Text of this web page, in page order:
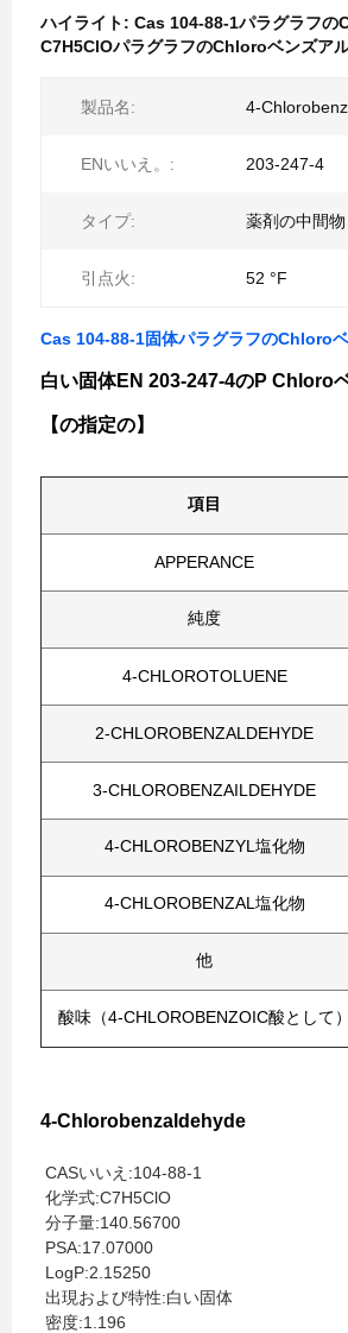
ハイライト: Cas 104-88-1パラグラフの
C7H5ClOパラグラフのChloroベンズア
製品名: 4-
ENいいえ。: 203-247-4
タイプ: 薬剤の中間物
引点火: 52 °F
Cas 104-88-1固体パラグラフのChloro
白い固体EN 203-247-4のP Chloro
【の指定の】
項目
APPERANCE
純度
4-CHLOROTOLUENE
2-CHLOROBENZALDEHYDE
3-CHLOROBENZAILDEHYDE
4-CHLOROBENZYL塩化物
4-CHLOROBENZAL塩化物
他
酸味（4-CHLOROBENZOIC酸として）
4-Chlorobenzaldehyde
CASいいえ:104-88-1
化学式:C7H5ClO
分子量:140.56700
PSA:17.07000
LogP:2.15250
出現および特性:白い固体
密度:1.196